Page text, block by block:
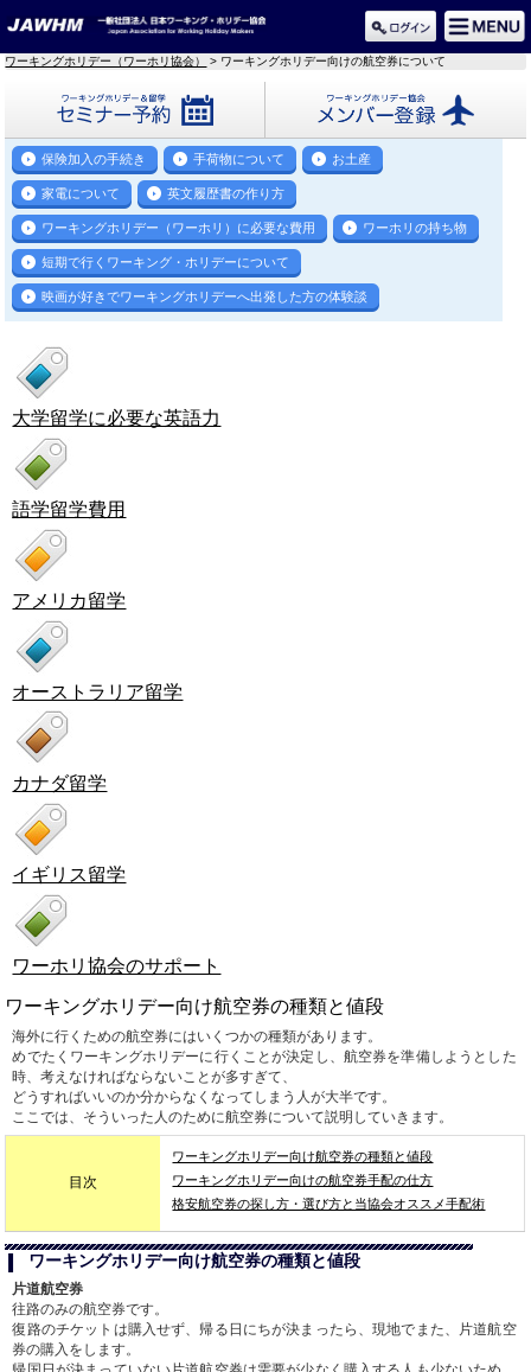
ワーキングホリデー（ワーホリ協会） > ワーキングホリデー向けの航空券について
セミナー予約 メンバー登録
保険加入の手続き 手荷物について お土産
家電について 英文履歴書の作り方
ワーキングホリデー（ワーホリ）に必要な費用 ワーホリの持ち物
短期で行くワーキング・ホリデーについて
映画が好きでワーキングホリデーへ出発した方の体験談
大学留学に必要な英語力
語学留学費用
アメリカ留学
オーストラリア留学
カナダ留学
イギリス留学
ワーホリ協会のサポート
ワーキングホリデー向け航空券の種類と値段
海外に行くための航空券にはいくつかの種類があります。
めでたくワーキングホリデーに行くことが決定し、航空券を準備しようとした
時、考えなければならないことが多すぎて、
どうすればいいのか分からなくなってしまう人が大半です。
ここでは、そういった人のために航空券について説明していきます。
目次
ワーキングホリデー向け航空券の種類と値段
ワーキングホリデー向けの航空券手配の仕方
格安航空券の探し方・選び方と当協会オススメ手配術
ワーキングホリデー向け航空券の種類と値段
片道航空券
往路のみの航空券です。
復路のチケットは購入せず、帰る日にちが決まったら、現地でまた、片道航空
券の購入をします。